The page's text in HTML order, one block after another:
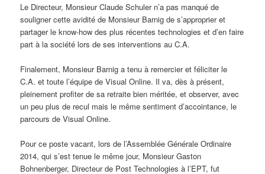
Le Directeur, Monsieur Claude Schuler n’a pas manqué de
souligner cette avidité de Monsieur Barnig de s’approprier et
partager le know-how des plus récentes technologies et d’en faire
part à la société lors de ses interventions au C.A.
Finalement, Monsieur Barnig a tenu à remercier et féliciter le
C.A. et toute l’équipe de Visual Online. Il va, dès à présent,
pleinement profiter de sa retraite bien méritée, et observer, avec
un peu plus de recul mais le même sentiment d’accointance, le
parcours de Visual Online.
Pour ce poste vacant, lors de l’Assemblée Générale Ordinaire
2014, qui s’est tenue le même jour, Monsieur Gaston
Bohnenberger, Directeur de Post Technologies à l’EPT, fut